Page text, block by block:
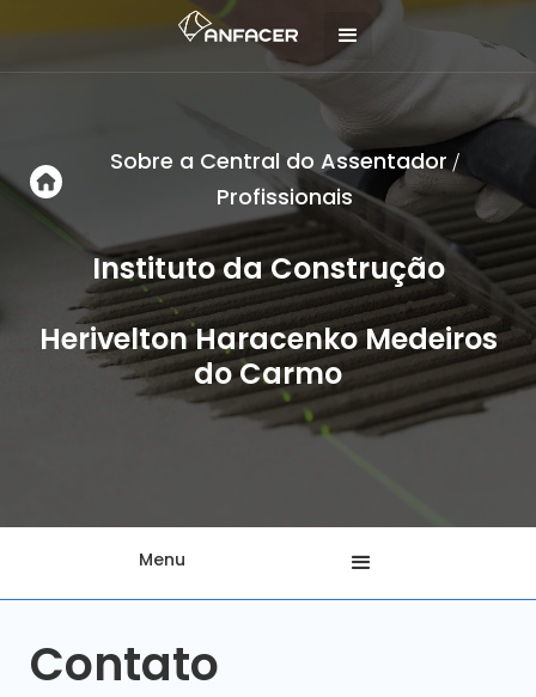
Sobre a Central do Assentador /
Profissionais
Instituto da Construção
Herivelton Haracenko Medeiros
do Carmo
Menu
Contato